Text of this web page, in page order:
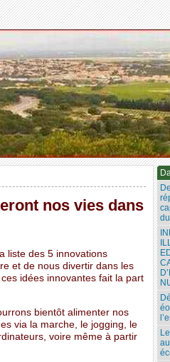
nos vies dans
liste des 5 innovations
et de nous divertir dans les
idées innovantes fait la part
bientôt alimenter nos
via la marche, le jogging, le
voire même à partir